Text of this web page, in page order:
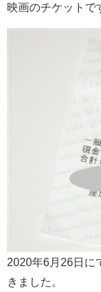
映画のチケットで
2020年6月26日に
きました。